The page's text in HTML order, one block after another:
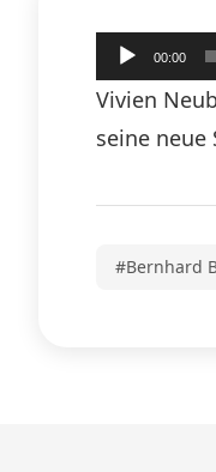
Audio-
Player
00:00
Vivien
seine neue
#Bernhard